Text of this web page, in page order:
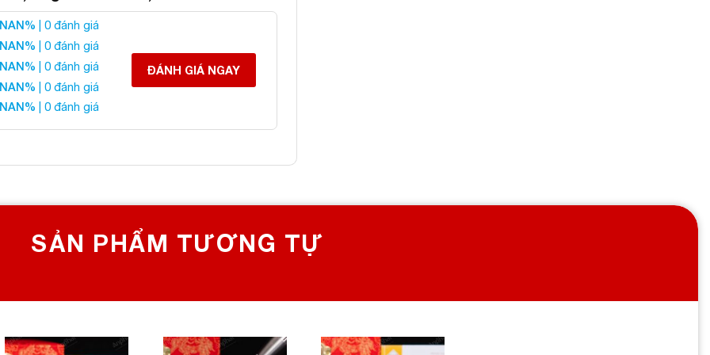
Fluorite Xanh 5A
liên hệ:
SỐ 1 VỀ ĐÁ PHONG THỦY
NAN% | 0 đánh giá
NAN% | 0 đánh giá
NAN% | 0 đánh giá
NAN% | 0 đánh giá
NAN% | 0 đánh giá
ĐÁNH GIÁ NGAY
SẢN PHẨM TƯƠNG TỰ